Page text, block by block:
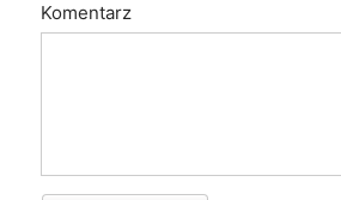
Komentarz